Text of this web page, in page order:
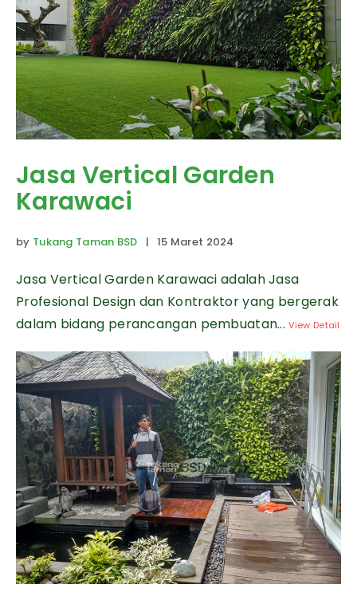
Jasa Vertical Garden
Karawaci
by Tukang Taman BSD | 15 Maret 2024
Jasa Vertical Garden Karawaci adalah Jasa
Profesional Design dan Kontraktor yang bergerak
dalam bidang perancangan pembuatan...View Detail